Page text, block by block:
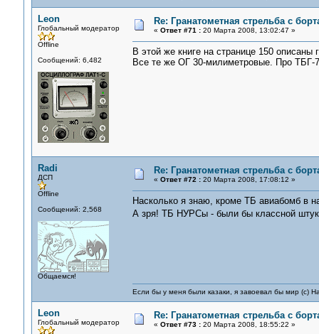
Leon
Глобальный модератор
Offline
Сообщений: 6,482
Re: Гранатометная стрельба с
« Ответ #71 :20 Марта 2008, 13:02:47 »
В этой же книге на странице 150
Все те же ОГ 30-милиметровые. Про ТБГ-7
Radi
ДСП
Offline
Сообщений: 2,568
Общаемся!
Re: Гранатометная стрельба с
« Ответ #72 :20 Марта 2008, 17:08:12 »
Насколько я знаю, кроме ТБ авиабомб в
А зря! ТБ НУРСы - были бы классной
Если бы у меня были казаки, я завоевал бы мир (с)
Leon
Глобальный модератор
Re: Гранатометная стрельба с
« Ответ #73 :20 Марта 2008, 18:55:22 »